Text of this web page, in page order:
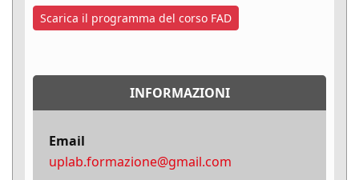
Scarica il programma del corso FAD
INFORMAZIONI
Email
uplab.formazione@gmail.com